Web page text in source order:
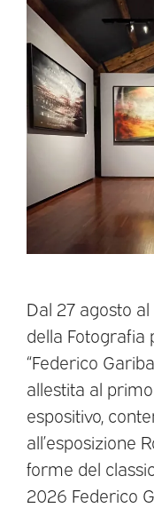
Dal 27 agosto
della Fotografia
“Federico
allestita al
espositivo,
all’esposizione
forme del
2026 Federico